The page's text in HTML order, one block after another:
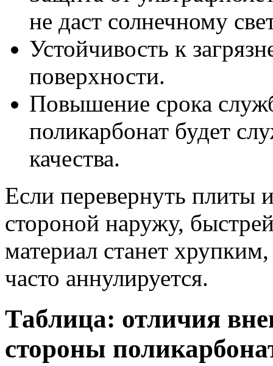
не даст солнечному
Устойчивость к
поверхности.
Повышение срока
поликарбонат будет
качества.
Если перевернуть плиты
стороной наружу,
материал станет
часто аннулируется.
Таблица: отличия
стороны